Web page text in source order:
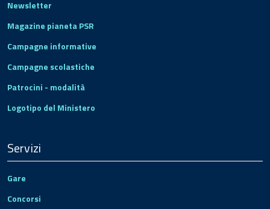
Newsletter
Magazine pianeta PSR
Campagne informative
Campagne scolastiche
Patrocini - modalità
Logotipo del Ministero
Servizi
Gare
Concorsi